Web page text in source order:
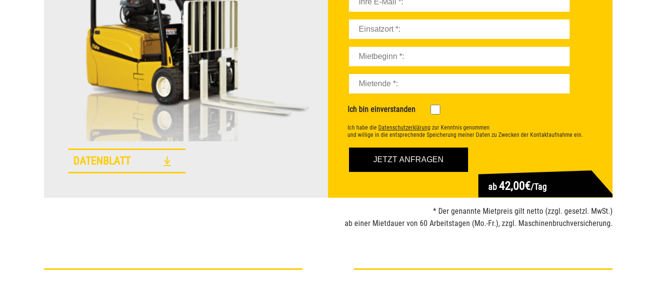
DATENBLATT
Ich bin einverstanden
Ich habe die Datenschutzerklärung zur Kenntnis genommen
und willige in die entsprechende Speicherung meiner Daten zu Zwecken der Kontaktaufnahme ein.
ab42,00€/Tag
* Der genannte Mietpreis gilt netto (zzgl. gesetzl. MwSt.)
ab einer Mietdauer von 60 Arbeitstagen (Mo.-Fr.), zzgl. Maschinenbruchversicherung.